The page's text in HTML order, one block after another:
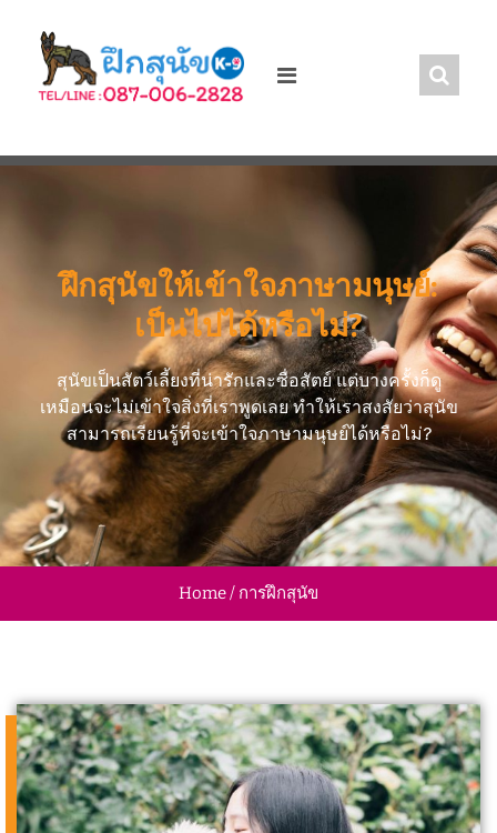
ฝึกสุนัขให้เข้าใจภาษามนุษย์:
เป็นไปได้หรือไม่?
สุนัขเป็นสัตว์เลี้ยงที่น่ารักและซื่อสัตย์ แต่บางครั้งก็ดู
เหมือนจะไม่เข้าใจสิ่งที่เราพูดเลย ทำให้เราสงสัยว่าสุนัข
สามารถเรียนรู้ที่จะเข้าใจภาษามนุษย์ได้หรือไม่?
Home / การฝึกสุนัข